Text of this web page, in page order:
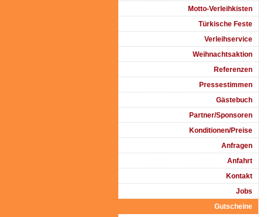
Motto-Verleihkisten
Türkische Feste
Verleihservice
Weihnachtsaktion
Referenzen
Pressestimmen
Gästebuch
Partner/Sponsoren
Konditionen/Preise
Anfragen
Anfahrt
Kontakt
Jobs
Gutscheine